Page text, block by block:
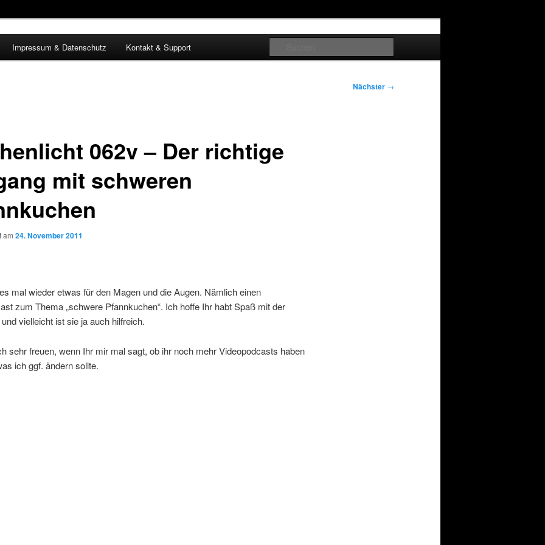
Impressum & Datenschutz Kontakt & Support
Nächster →
062v – Der richtige
mit schweren
am 24. November 2011
mal wieder etwas für den Magen und die Augen. Nämlich einen
zum Thema „schwere Pfannkuchen“. Ich hoffe Ihr habt Spaß mit der
vielleicht ist sie ja auch hilfreich.
sehr freuen, wenn Ihr mir mal sagt, ob ihr noch mehr Videopodcasts haben
ich ggf. ändern sollte.